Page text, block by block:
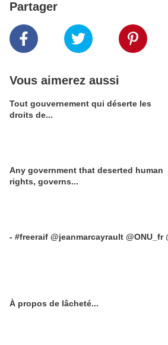
Partager
Vous aimerez aussi
Tout gouvernement qui déserte les
droits de...
Any government that deserted human
rights, governs...
- #freeraif @jeanmarcayrault @ONU_fr
À propos de lâcheté...